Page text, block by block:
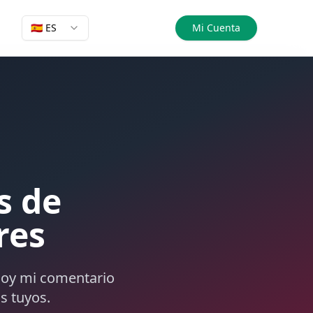
🇪🇸 ES Mi Cuenta
de
mi comentario
tuyos.